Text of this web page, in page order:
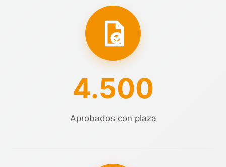
4.500
Aprobados con plaza